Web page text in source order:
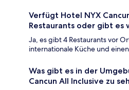
Verfügt Hotel NYX
Restaurants oder gibt es
Ja, es gibt 4 Restaurants vor
internationale Küche und
Was gibt es in der
Cancun All Inclusive zu